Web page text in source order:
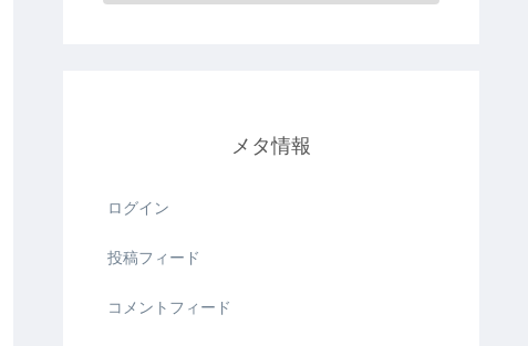
メタ情報
ログイン
投稿フィード
コメントフィード